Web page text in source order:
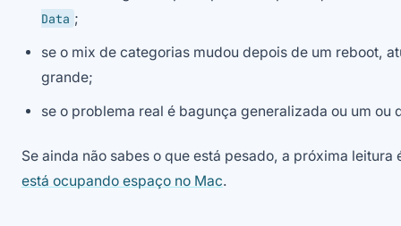
Data ;
se o mix de categorias mudou depois de um reboot,
grande;
se o problema real é bagunça generalizada ou um ou
Se ainda não sabes o que está pesado, a próxima leitura
está ocupando espaço no Mac.